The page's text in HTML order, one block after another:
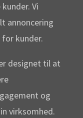
Vi
annoncering
kunder.
designet til at
og
virksomhed.